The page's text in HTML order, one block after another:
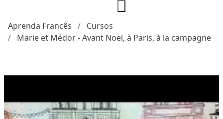
Aprenda Francês
Cursos
Marie et Médor - Avant Noël, à Paris, à la campagne